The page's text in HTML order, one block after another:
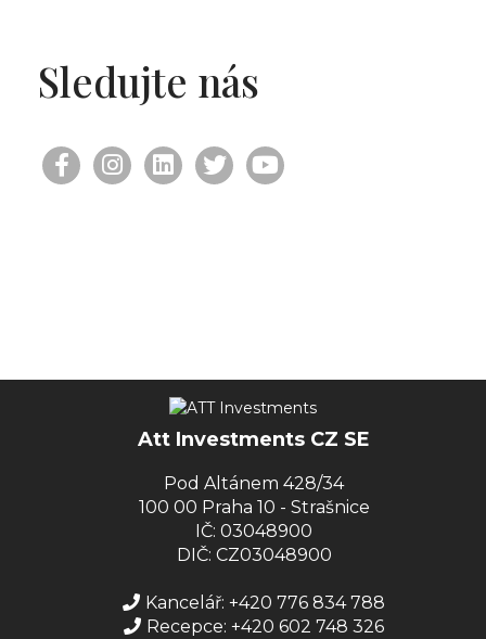
Sledujte nás
Att Investments CZ SE
Pod Altánem 428/34
100 00 Praha 10 - Strašnice
IČ: 03048900
DIČ: CZ03048900
Kancelář: +420 776 834 788
Recepce: +420 602 748 326